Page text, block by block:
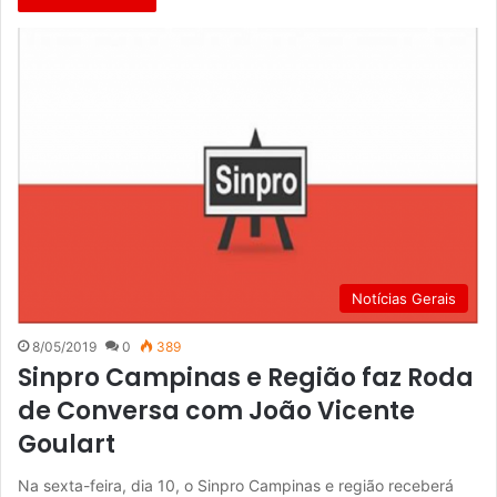
Notícias Gerais
8/05/2019 0 389
Sinpro Campinas e Região faz Roda
de Conversa com João Vicente
Goulart
Na sexta-feira, dia 10, o Sinpro Campinas e região receberá